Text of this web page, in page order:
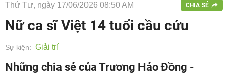
Thứ Tư, ngày 17/06/2026 08:50 AM CHIA SẺ
Nữ ca sĩ Việt 14 tuổi cầu cứu
Sự kiện: Giải trí
Những chia sẻ của Trương Hảo Đồng -